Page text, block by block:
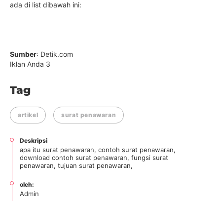
ada di list dibawah ini:
Sumber: Detik.com
Iklan Anda 3
Tag
artikel surat penawaran
Deskripsi
apa itu surat penawaran, contoh surat penawaran,
download contoh surat penawaran, fungsi surat
penawaran, tujuan surat penawaran,
oleh:
Admin